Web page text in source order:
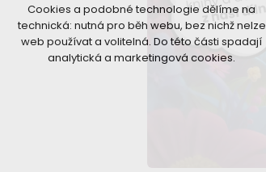
Odmítnout vše
Cookies a podobné technologie dělíme na
technická: nutná pro běh webu, bez nichž nelze
web používat a volitelná. Do této části spadají
analytická a marketingová cookies.